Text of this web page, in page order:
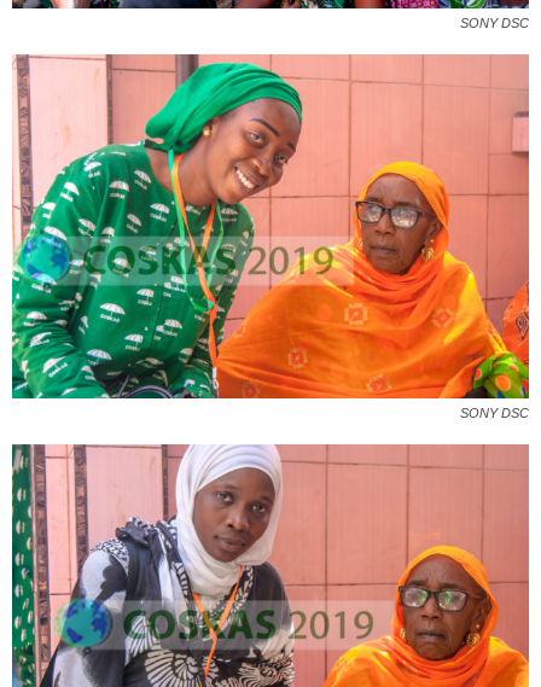
SONY DSC
SONY DSC